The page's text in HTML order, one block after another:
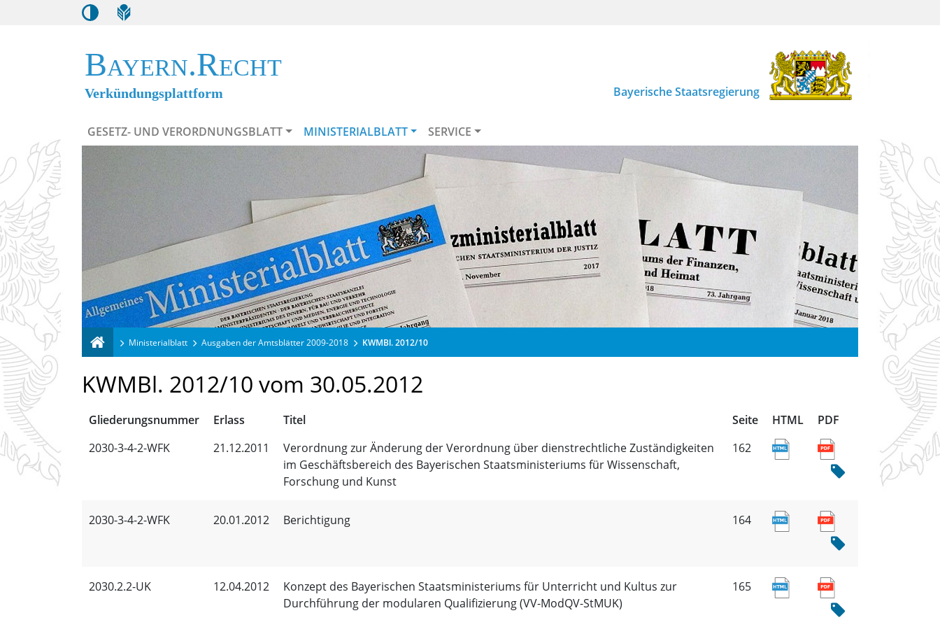
Bayern.Recht
Verkündungsplattform Bayerische Staatsregierung
GESETZ- UND VERORDNUNGSBLATT MINISTERIALBLATT SERVICE
Ministerialblatt Ausgaben der Amtsblätter 2009-2018 KWMBl. 2012/10
KWMBl. 2012/10 vom 30.05.2012
Gliederungsnummer Erlass Titel Seite HTML
PDF
2030-3-4-2-WFK
21.12.2011
Verordnung zur Änderung der Verordnung über dienstrechtliche Zuständigkeiten
im Geschäftsbereich des Bayerischen Staatsministeriums für Wissenschaft,
Forschung und Kunst
162
2030-3-4-2-WFK 20.01.2012 Berichtigung 164
2030.2.2-UK 12.04.2012
Konzept des Bayerischen Staatsministeriums für Unterricht und Kultus zur
Durchführung der modularen Qualifizierung (VV-ModQV-StMUK)
165